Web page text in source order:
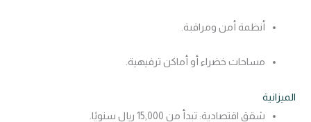
أنظمة أمن ومراقبة.
مساحات خضراء أو أماكن ترفيهية.
الميزانية
شقق اقتصادية: تبدأ من 15,000 ريال سنويًا.